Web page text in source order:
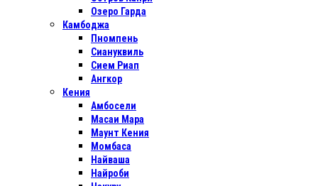
Озеро Гарда
Камбоджа
Пномпень
Сиануквиль
Сием Риап
Ангкор
Кения
Амбосели
Масаи Мара
Маунт Кения
Момбаса
Найваша
Найроби